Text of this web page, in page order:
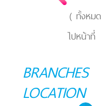
( ทั้งหมด
ไปหน้าที่
BRANCHES
LOCATION